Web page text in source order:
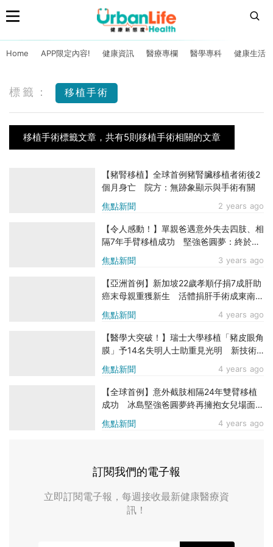
Home APP限定內容! 健康資訊 醫療專欄 醫學專科 健康生活
標籤： 移植手術
移植手術標籤文章，共有5則移植手術相關的文章
焦點新聞 2 years ago
【豬腎移植】全球首例豬腎臟移植者術後2
個月身亡 院方：無跡象顯示與手術有關
焦點新聞 3 years ago
【令人感動！】單親爸遇意外失去四肢、相
隔7年手臂移植成功 堅強爸圓夢：終於能
夠用雙臂擁抱女兒
焦點新聞 4 years ago
【亞洲首例】新加坡22歲孝順仔捐7成肝助
癌末母親重獲新生 活體捐肝手術成東南亞
首例！
焦點新聞 4 years ago
【醫學大突破！】瑞士大學移植「豬皮眼角
膜」予14名失明人士助重見光明 新技術
無需縫合更安全
焦點新聞 4 years ago
【全球首例】意外截肢相隔24年雙臂移植
成功 冰島堅強爸圓夢終再擁抱女兒場面感
人
訂閱我們的電子報
立即訂閱電子報，每週接收最新健康醫療資
訊！